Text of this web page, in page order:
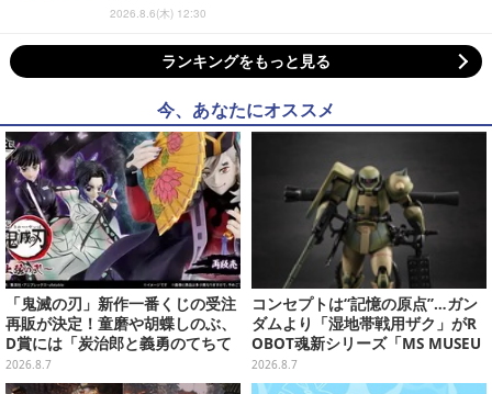
2026.8.6(木) 12:30
ランキングをもっと見る
今、あなたにオススメ
「鬼滅の刃」新作一番くじの受注
再販が決定！童磨や胡蝶しのぶ、
D賞には「炭治郎と義勇のてちて
ちフィギュア」も
2026.8.7
コンセプトは“記憶の原点”…ガン
ダムより「湿地帯戦用ザク」がR
OBOT魂新シリーズ「MS MUSEU
M」で商品化！博物館イメージの
ベースも注目
2026.8.7